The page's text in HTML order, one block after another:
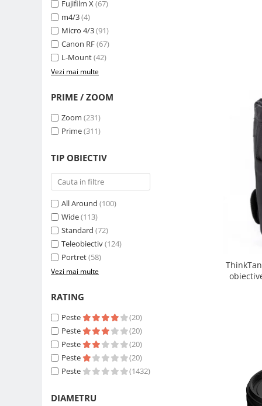
Alimentare auxiliara blitz
Protectie patina apa, ploaie
Bounce-uri, Softbox-uri
Ring-Flash Adaptor
Huse protectie blitz extern
Huse protectie filtre gel
Accesorii Aparate Digitale
Cititoare carduri
Huse protectie card memorie
Telecomenzi
LCD protectie
Recordere audio digitale
Acumulatori Foto
Acumulatori AA/AAA (R6/R3)) si
incarcatoare
Incarcatoare acumulatori Foto-
Tablete grafice
Fujifilm X(67)
m4/3(4)
Micro 4/3(91)
Canon RF(67)
L-Mount(42)
Vezi mai multe
PRIME / ZOOM
Zoom (231)
Prime(311)
TIP OBIECTIV
All Around (100)
Wide(113)
Standard (72)
Teleobiectiv(124)
Portret(58)
Vezi mai multe
RATING
Peste
(20)
Peste
(20)
Peste
(20)
Peste
(20)
Peste
(1432)
DIAMETRU